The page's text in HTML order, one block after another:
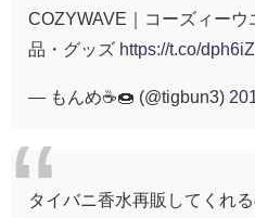
COZYWAVE｜コーズィー
品・グッズ https://t.co/
— もんめ☕️🍩 (@tigbun3)
タイバニ香水再販してくれ